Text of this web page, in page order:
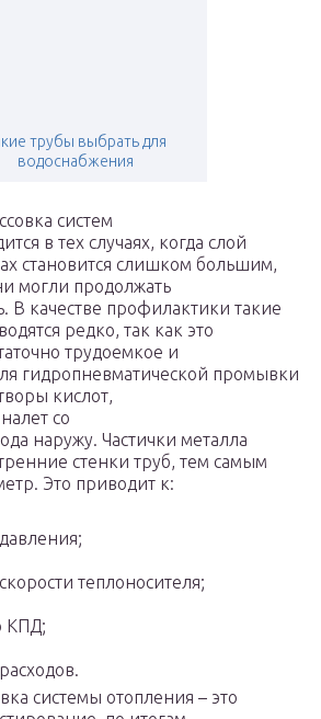
трубы выбрать для
водоснабжения
систем
в тех случаях, когда слой
становится слишком большим,
могли продолжать
В качестве профилактики такие
редко, так как это
трудоемкое и
гидропневматической промывки
кислот,
со
наружу. Частички металла
стенки труб, тем самым
Это приводит к:
теплоносителя;
КПД;
системы отопления – это